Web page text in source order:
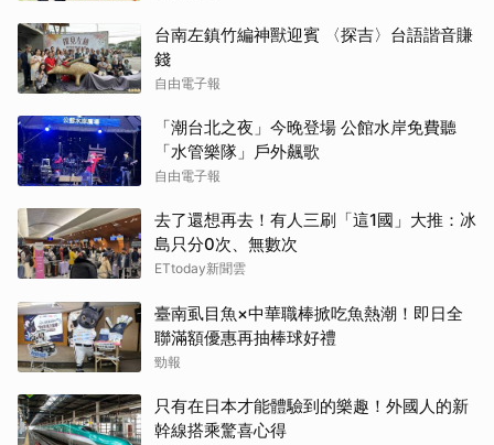
台南左鎮竹編神獸迎賓 〈探吉〉台語諧音賺
錢
自由電子報
「潮台北之夜」今晚登場 公館水岸免費聽
「水管樂隊」戶外飆歌
自由電子報
去了還想再去！有人三刷「這1國」大推：冰
島只分0次、無數次
ETtoday新聞雲
臺南虱目魚×中華職棒掀吃魚熱潮！即日全
聯滿額優惠再抽棒球好禮
勁報
只有在日本才能體驗到的樂趣！外國人的新
幹線搭乘驚喜心得